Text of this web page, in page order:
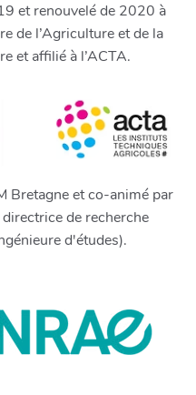
et renouvelé de 2020 à
de l’Agriculture et de la
et affilié à l’ACTA.
Bretagne et co-animé par
de recherche
d'études).